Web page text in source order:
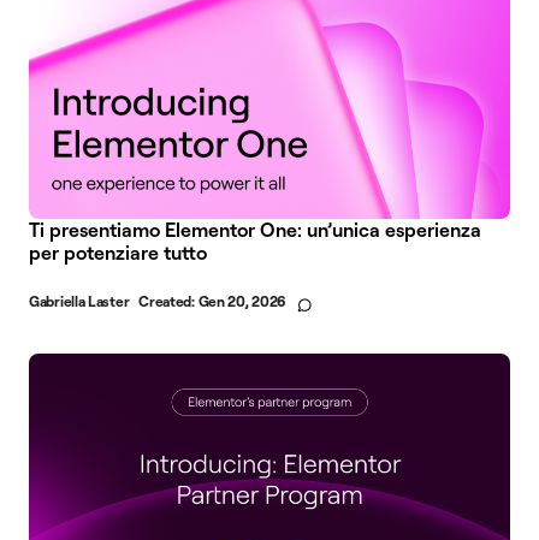
Ti presentiamo Elementor One: un’unica esperienza
per potenziare tutto
Gabriella Laster Created: Gen 20, 2026